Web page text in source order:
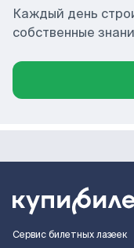
Каждый день
собственные
Сервис билетных лазеек